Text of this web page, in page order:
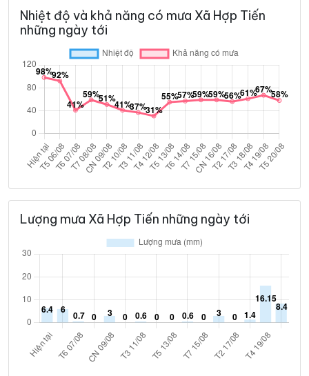
Nhiệt độ và khả năng có mưa Xã Hợp Tiến
những ngày tới
Lượng mưa Xã Hợp Tiến những ngày tới